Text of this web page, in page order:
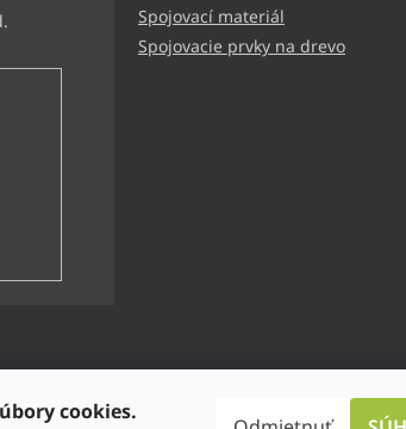
cookies.
Spojovací materiál
Spojovacie prvky na drevo